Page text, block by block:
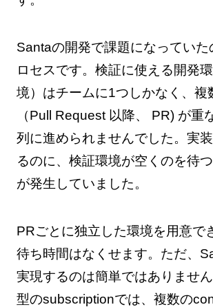
Santaの開発で課題になってい
ロセスです。検証に使える開発
境）はチームに1つしかなく、複
（Pull Request 以降、 PR) が重
列に進められませんでした。実
るのに、検証環境が空くのを待
が発生していました。
PRごとに独立した環境を用意で
待ち時間はなくせます。ただ、
実現するのは簡単ではありません
型のsubscriptionでは、複数の